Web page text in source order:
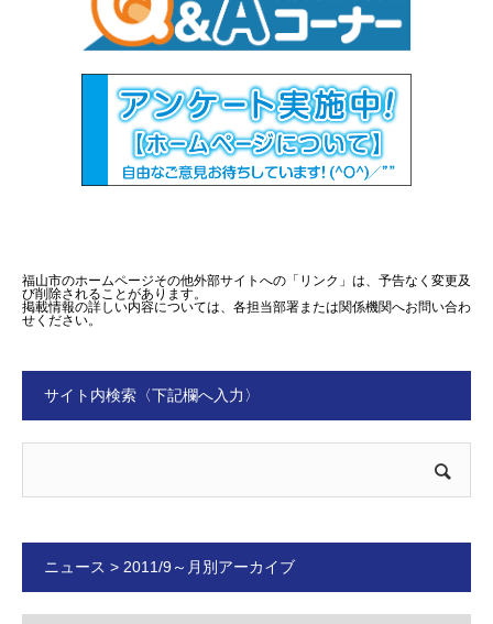
福山市のホームページその他外部サイトへの「リンク」は、予告なく変更及
び削除されることがあります。
掲載情報の詳しい内容については、各担当部署または関係機関へお問い合わ
せください。
サイト内検索〈下記欄へ入力〉
ニュース > 2011/9～月別アーカイブ